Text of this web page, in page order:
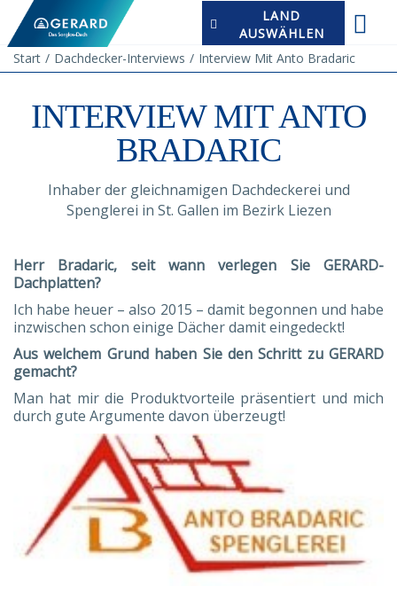
LAND
AUSWÄHLEN
Start
Dachdecker-Interviews Interview Mit Anto Bradaric
INTERVIEW MIT ANTO
BRADARIC
Inhaber der gleichnamigen Dachdeckerei und
Spenglerei in St. Gallen im Bezirk Liezen
Herr Bradaric, seit wann verlegen Sie GERARD-
Dachplatten?
Ich habe heuer – also 2015 – damit begonnen und habe
inzwischen schon einige Dächer damit eingedeckt!
Aus welchem Grund haben Sie den Schritt zu GERARD
gemacht?
Man hat mir die Produktvorteile präsentiert und mich
durch gute Argumente davon überzeugt!